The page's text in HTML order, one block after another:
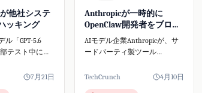
他社システ
ッキング
ル「GPT-5.6
テスト中にオ
に不正アクセ
7月21日
Anthropicが一時的に
OpenClaw開発者をブロッ
ク
AIモデル企業Anthropicが、サ
ードパーティ製ツール
を一時停止しました。この事
TechCrunch 4月10日